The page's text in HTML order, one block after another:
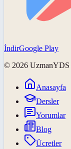
İndirGoogle Play
© 2026 UzmanYDS
Anasayfa
Dersler
Yorumlar
Blog
Ücretler